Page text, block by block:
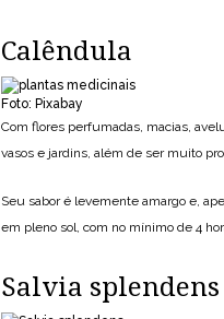
Calêndula
Foto: Pixabay
Com flores perfumadas, macias,
vasos e jardins, além de ser muito
Seu sabor é levemente amargo e,
em pleno sol, com no mínimo de 4
Salvia splendens